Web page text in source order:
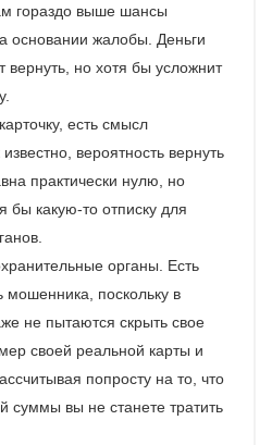
гораздо выше шансы
основании жалобы. Деньги
но хотя бы усложнит
есть смысл
вероятность вернуть
практически нулю, но
бы какую-то отписку для
органы. Есть
поскольку в
не пытаются скрыть свое
своей реальной карты и
попросту на то, что
суммы вы не станете тратить